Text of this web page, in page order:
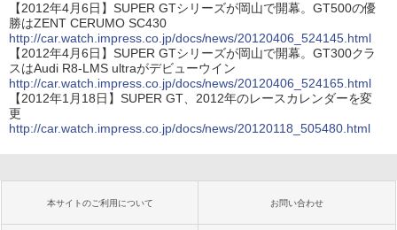
【2012年4月6日】SUPER GTシリーズが岡山で開幕。GT500の優
勝はZENT CERUMO SC430
http://car.watch.impress.co.jp/docs/news/20120406_524145.html
【2012年4月6日】SUPER GTシリーズが岡山で開幕。GT300クラ
スはAudi R8-LMS ultraがデビューウイン
http://car.watch.impress.co.jp/docs/news/20120406_524165.html
【2012年1月18日】SUPER GT、2012年のレースカレンダーを変
更
http://car.watch.impress.co.jp/docs/news/20120118_505480.html
本サイトのご利用について お問い合わせ